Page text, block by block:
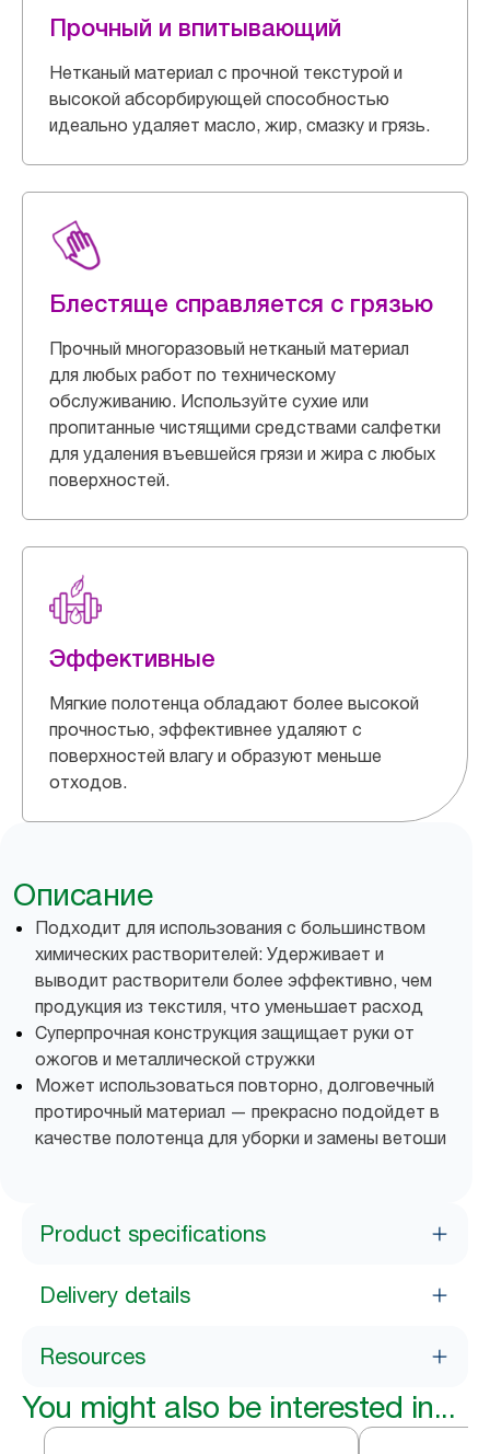
Прочный и впитывающий
Нетканый материал с прочной текстурой и
высокой абсорбирующей способностью
идеально удаляет масло, жир, смазку и грязь.
Блестяще справляется с грязью
Прочный многоразовый нетканый материал
для любых работ по техническому
обслуживанию. Используйте сухие или
пропитанные чистящими средствами салфетки
для удаления въевшейся грязи и жира с любых
поверхностей.
Эффективные
Мягкие полотенца обладают более высокой
прочностью, эффективнее удаляют с
поверхностей влагу и образуют меньше
отходов.
Описание
Подходит для использования с большинством
химических растворителей: Удерживает и
выводит растворители более эффективно, чем
продукция из текстиля, что уменьшает расход
Суперпрочная конструкция защищает руки от
ожогов и металлической стружки
Может использоваться повторно, долговечный
протирочный материал — прекрасно подойдет в
качестве полотенца для уборки и замены ветоши
Product specifications
Delivery details
Resources
You might also be interested in...